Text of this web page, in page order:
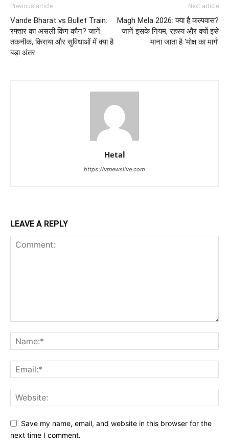
Previous article
Vande Bharat vs Bullet Train:
रफ्तार का असली किंग कौन? जानें
तकनीक, किराया और सुविधाओं में क्या है
बड़ा अंतर
Next article
Magh Mela 2026: क्या है कल्पवास?
जानें इसके नियम, रहस्य और क्यों इसे
माना जाता है ‘मोक्ष का मार्ग’
Hetal
https://vrnewslive.com
LEAVE A REPLY
Save my name, email, and website in this browser for the
next time I comment.